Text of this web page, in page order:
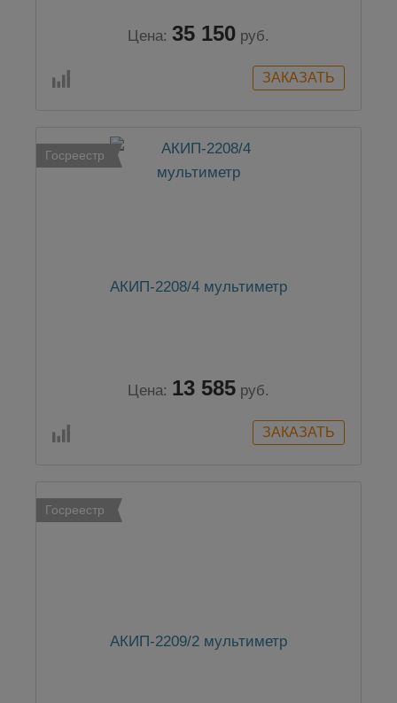
Цена: 35 150 руб.
Госреестр
АКИП-2208/4 мультиметр
Цена: 13 585 руб.
Госреестр
АКИП-2209/2 мультиметр